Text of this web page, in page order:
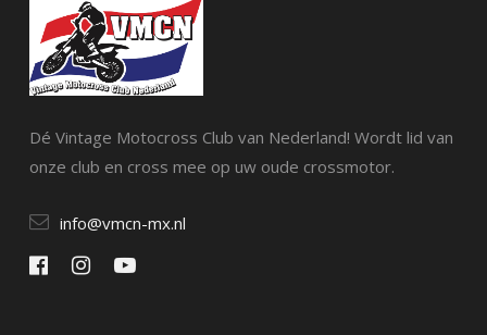
Dé Vintage Motocross Club van Nederland! Wordt lid van
onze club en cross mee op uw oude crossmotor.
info@vmcn-mx.nl